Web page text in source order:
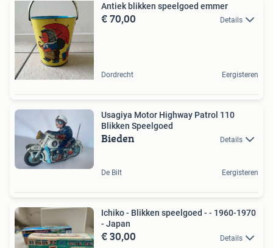
Antiek blikken speelgoed emmer
€ 70,00 Details
Dordrecht Eergisteren
Usagiya Motor Highway Patrol 110
Blikken Speelgoed
Bieden Details
De Bilt Eergisteren
Ichiko - Blikken speelgoed - - 1960-1970
- Japan
€ 30,00 Details